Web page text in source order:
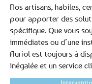
Nos artisans, habiles,
pour apporter des
spécifique. Que vous
immédiates ou d’une
Auriol est toujours à
inégalée et un service